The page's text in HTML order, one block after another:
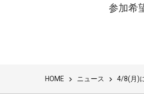
参加希
HOME ニュース 4/8(月)